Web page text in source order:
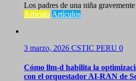
Los padres de una niña
Articulo Artículos
3 marzo, 2026 CSTIC PERU 0
Cómo llm-d habilita la
con el orquestador AI-RAN de